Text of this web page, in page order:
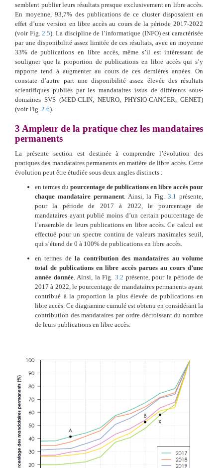
semblent publier leurs résultats presque exclusivement en libre accès.
En moyenne, 93,7% des publications de ce cluster disposaient en
effet d’une version en libre accès au cours de la période 2017-2022
(voir Fig.2.5). La discipline de l’informatique (INFO) est caractérisée
par une disponibilité assez limitée de ces résultats, avec en moyenne
33% de publications en libre accès, même s’il est intéressant de
souligner que la proportion de publications en libre accès qui s’y
rapporte tend à augmenter au cours de ces dernières années. On
constate d’autre part une disponibilité assez élevée des résultats
scientifiques publiés par les mandataires issus de différents sous-
domaines SVS (MED-CLIN, NEURO, PHYSIO-CANCER, GENET)
(voir Fig. 2.6).
3 Ampleur de la pratique chez les mandataires
permanents
La présente section est destinée à comprendre l’évolution des
pratiques des mandataires permanents en matière de libre accès. Cette
évolution peut être étudiée sous deux angles distincts :
en termes du pourcentage de publications en libre accès pour
chaque mandataire permanent. Ainsi, la Fig.3.1 présente,
pour la période de 2017 à 2022, le pourcentage de
mandataires ayant publié moins d’un certain pourcentage de
l’ensemble de leurs publications en libre accès. Ce calcul est
effectué pour un spectre continu de valeurs maximales seuil,
qui s’étend de 0 à 100% de publications en libre accès.
en termes dela contribution des mandataires au volume
total de publications en libre accès parues au cours d’une
année donnée. Ainsi, la Fig.3.2 présente, pour la période de
2017 à 2022, le pourcentage de mandataires permanents ayant
contribué à la proportion la plus élevée de publications en
libre accès. Ce diagramme cumulé est obtenu en considérant la
contribution des mandataires par ordre décroissant du nombre
de leurs publications en libre accès.